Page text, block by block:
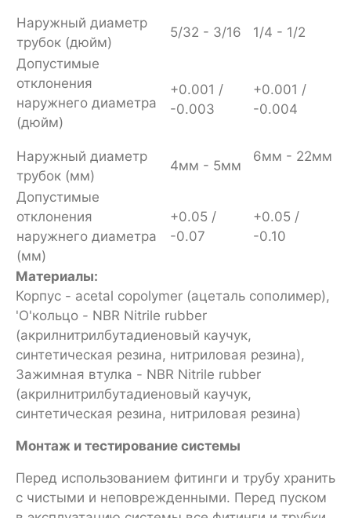
Наружный диаметр
трубок (дюйм)
5/32 - 3/16
1/4 - 1/2
Допустимые
отклонения
наружнего диаметра
(дюйм)
+0.001 /
-0.003
+0.001 /
-0.004
Наружный диаметр
трубок (мм)
4мм - 5мм
6мм - 22мм
Допустимые
отклонения
наружнего диаметра
(мм)
+0.05 /
-0.07
+0.05 /
-0.10
Материалы:
Корпус - acetal copolymer (ацеталь сополимер),
'O'кольцо - NBR Nitrile rubber
(акрилнитрилбутадиеновый каучук,
синтетическая резина, нитриловая резина),
Зажимная втулка - NBR Nitrile rubber
(акрилнитрилбутадиеновый каучук,
синтетическая резина, нитриловая резина)
Монтаж и тестирование системы
Перед использованием фитинги и трубу хранить
с чистыми и неповрежденными. Перед пуском